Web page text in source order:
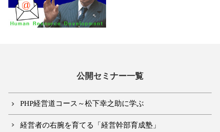
公開セミナー一覧
PHP経営道コース～松下幸之助に学ぶ
経営者の右腕を育てる「経営幹部育成塾」